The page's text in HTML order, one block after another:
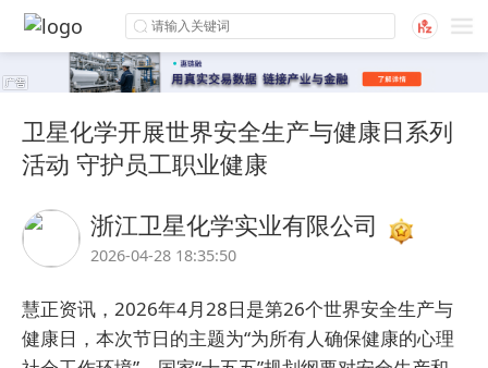
卫星化学开展世界安全生产与健康日系列
活动 守护员工职业健康
浙江卫星化学实业有限公司
2026-04-28 18:35:50
慧正资讯，2026年4月28日是第26个世界安全生产与
健康日，本次节日的主题为“为所有人确保健康的心理